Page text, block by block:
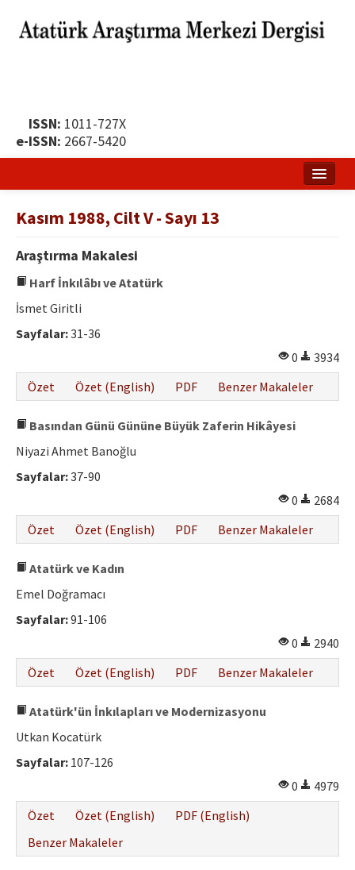
ISSN: 1011-727X
e-ISSN: 2667-5420
Yayın Politikası
Yayın İlkeleri
Yazar Rehberi
Hakem Rehberi
İletişim
Kasım 1988, Cilt V - Sayı 13
Araştırma Makalesi
Harf İnkılâbı ve Atatürk
İsmet Giritli
Sayfalar:31-36
0
3934
Özet
Özet (English) PDF Benzer Makaleler
Basından Günü Gününe Büyük Zaferin Hikâyesi
Niyazi Ahmet Banoğlu
Sayfalar:37-90
0
2684
Özet
Özet (English) PDF Benzer Makaleler
Atatürk ve Kadın
Emel Doğramacı
Sayfalar:91-106
0
2940
Özet
Özet (English) PDF Benzer Makaleler
Atatürk'ün İnkılapları ve Modernizasyonu
Utkan Kocatürk
Sayfalar: 107-126
0
4979
Özet
Özet (English)
PDF (English)
Benzer Makaleler